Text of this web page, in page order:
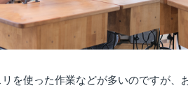
を使った作業などが多いのですが、